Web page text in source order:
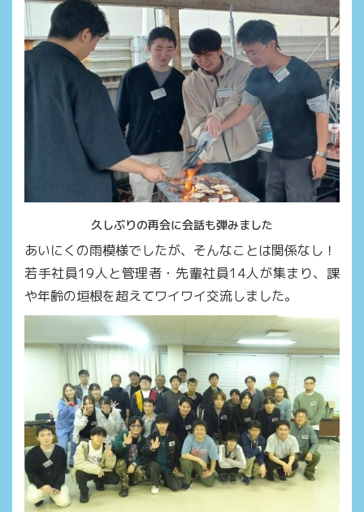
久しぶりの再会に会話も弾みました
あいにくの雨模様でしたが、そんなことは関係なし！
若手社員19人と管理者・先輩社員14人が集まり、課
や年齢の垣根を超えてワイワイ交流しました。